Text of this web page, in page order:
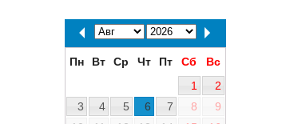
Пн Вт Ср Чт Пт Сб
Вс
1
2
3
4 5 6 7 8
9